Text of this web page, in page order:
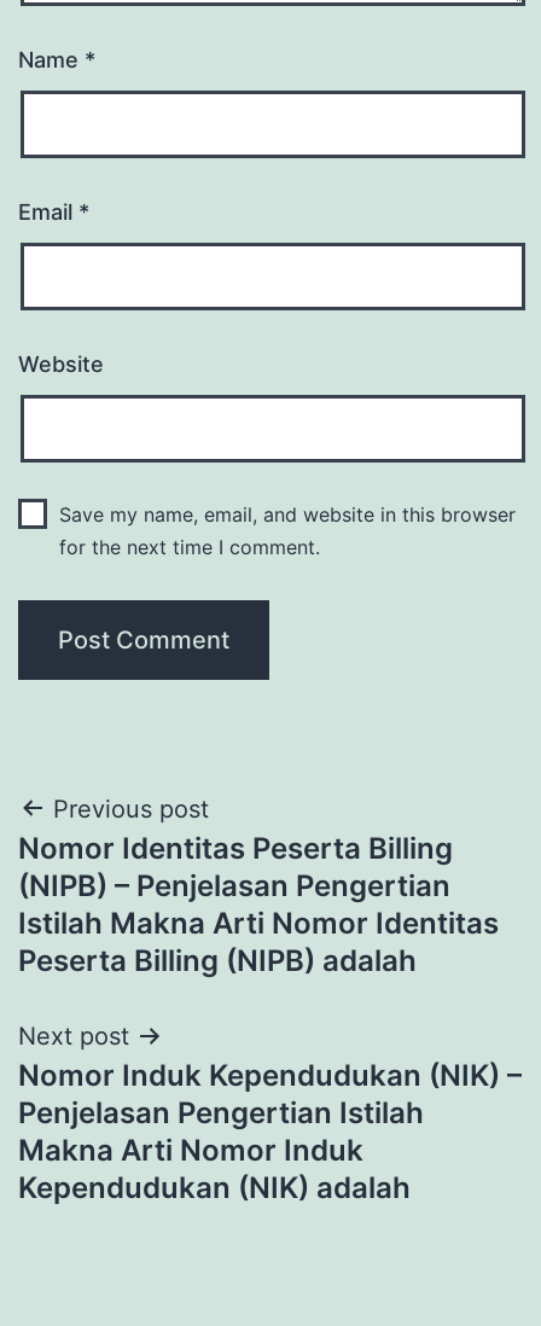
Name *
Email *
Website
Save my name, email, and website in this browser
for the next time I comment.
Post
navigation
Previous post
Nomor Identitas Peserta Billing
(NIPB) – Penjelasan Pengertian
Istilah Makna Arti Nomor Identitas
Peserta Billing (NIPB) adalah
Next post
Nomor Induk Kependudukan (NIK) –
Penjelasan Pengertian Istilah
Makna Arti Nomor Induk
Kependudukan (NIK) adalah